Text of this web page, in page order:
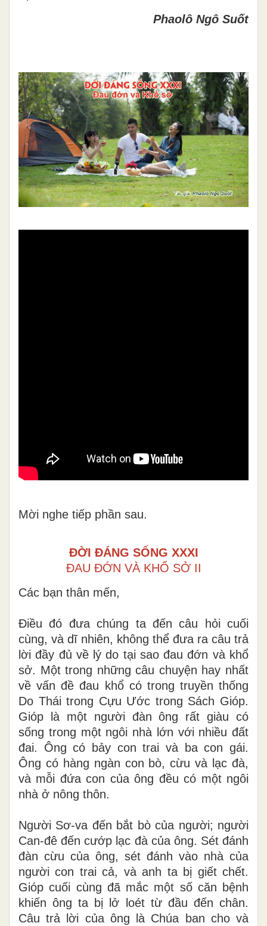
Phaolô Ngô Suốt
Mời nghe tiếp phần sau.
ĐỜI ĐÁNG SỐNG XXXI
ĐAU ĐỚN VÀ KHỔ SỞ II
Các bạn thân mến,
Điều đó đưa chúng ta đến câu hỏi cuối
cùng, và dĩ nhiên, không thể đưa ra câu trả
lời đầy đủ về lý do tại sao đau đớn và khổ
sở. Một trong những câu chuyện hay nhất
về vấn đề đau khổ có trong truyền thống
Do Thái trong Cựu Ước trong Sách Gióp.
Gióp là một người đàn ông rất giàu có
sống trong một ngôi nhà lớn với nhiều đất
đai. Ông có bảy con trai và ba con gái.
Ông có hàng ngàn con bò, cừu và lạc đà,
và mỗi đứa con của ông đều có một ngôi
nhà ở nông thôn.
Người Sơ-va đến bắt bò của người; người
Can-đê đến cướp lạc đà của ông. Sét đánh
đàn cừu của ông, sét đánh vào nhà của
người con trai cả, và anh ta bị giết chết.
Gióp cuối cùng đã mắc một số căn bệnh
khiến ông ta bị lở loét từ đầu đến chân.
Câu trả lời của ông là Chúa ban cho và